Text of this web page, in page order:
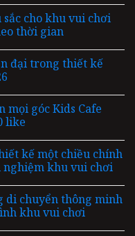
cho khu vui chơi
thời gian
đại trong thiết kế
mọi góc Kids Cafe
like
kế một chiều chính
khu vui chơi
di chuyển thông minh
khu vui chơi